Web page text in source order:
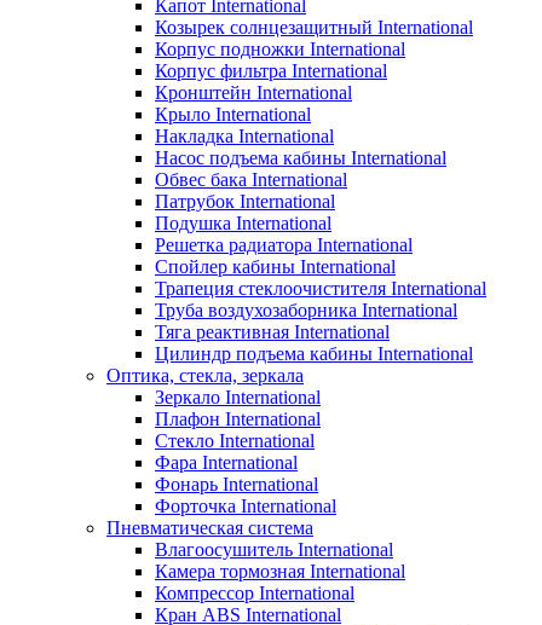
Капот International
Козырек солнцезащитный International
Корпус подножки International
Корпус фильтра International
Кронштейн International
Крыло International
Накладка International
Насос подъема кабины International
Обвес бака International
Патрубок International
Подушка International
Решетка радиатора International
Спойлер кабины International
Трапеция стеклоочистителя International
Труба воздухозаборника International
Тяга реактивная International
Цилиндр подъема кабины International
Оптика, стекла, зеркала
Зеркало International
Плафон International
Стекло International
Фара International
Фонарь International
Форточка International
Пневматическая система
Влагоосушитель International
Камера тормозная International
Компрессор International
Кран ABS International